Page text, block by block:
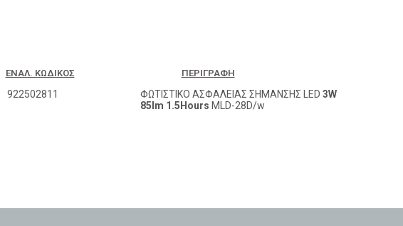
ΕΝΑΛ. ΚΩΔΙΚΌΣ ΠΕΡΙΓΡΑΦΉ
922502811 ΦΩΤΙΣΤΙΚΟ ΑΣΦΑΛΕΙΑΣ ΣΗΜΑΝΣΗΣ LED 3W
85lm 1.5Hours MLD-28D/w